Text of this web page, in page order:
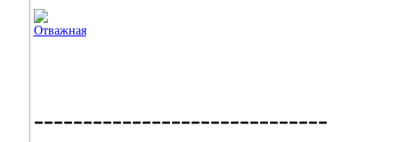
------------------------------